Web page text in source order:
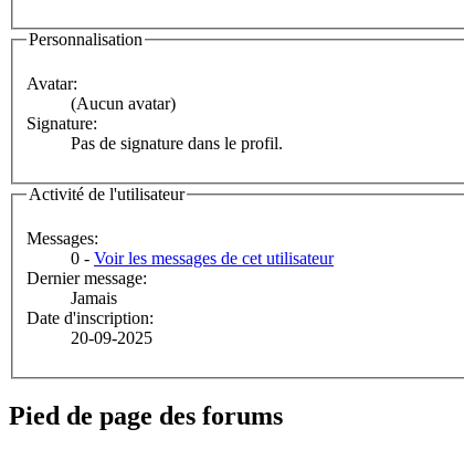
Personnalisation
Avatar:
(Aucun avatar)
Signature:
Pas de signature dans le profil.
Activité de l'utilisateur
Messages:
0 - Voir les messages de cet utilisateur
Dernier message:
Jamais
Date d'inscription:
20-09-2025
Pied de page des forums